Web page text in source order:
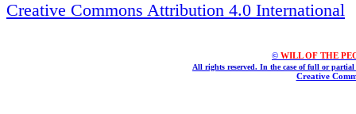
Creative Commons Attribution 4.0 International
© WILL OF THE
All rights reserved. In the case of full or
Creative